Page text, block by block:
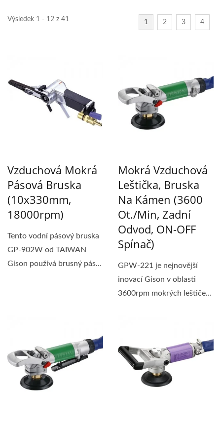
Výsledek 1 - 12 z 41 1 2 3 4
Vzduchová Mokrá
Pásová Bruska
(10x330mm,
18000rpm)
Tento vodní pásový bruska
GP-902W od TAIWAN
Gison používá brusný pás
Mokrá Vzduchová
Leštička, Bruska
Na Kámen (3600
Ot./min, Zadní
Odvod, ON-OFF
Spínač)
GPW-221 je nejnovější
inovací Gison v oblasti
3600rpm mokrých leštiček